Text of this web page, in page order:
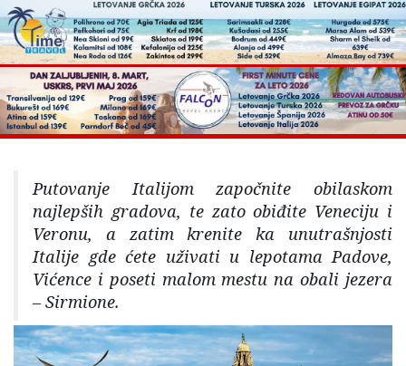
Putovanje Italijom započnite obilaskom
najlepših gradova, te zato obiđite Veneciju i
Veronu, a zatim krenite ka unutrašnjosti
Italije gde ćete uživati u lepotama Padove,
Vićence i poseti malom mestu na obali jezera
– Sirmione.